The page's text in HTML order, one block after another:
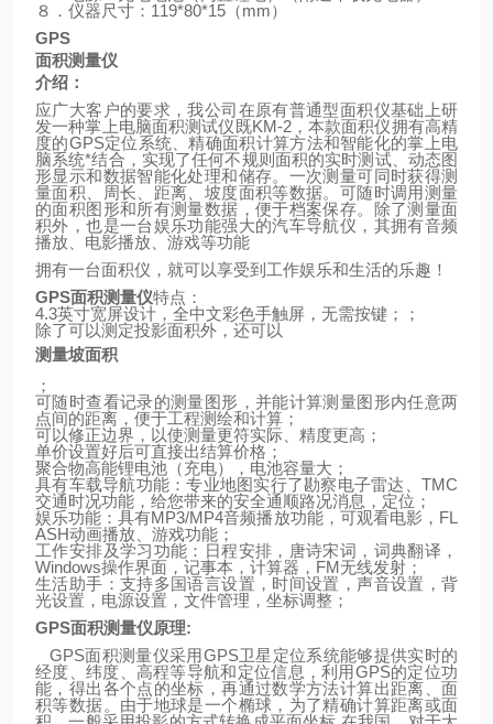
８．仪器尺寸： 119*80*15 （mm）
GPS
面积测量仪
介绍：
应广大客户的要求，我公司在原有普通型面积仪基础上研
发一种掌上电脑面积测试仪既KM-2，本款面积仪拥有高精
度的GPS定位系统、精确面积计算方法和智能化的掌上电
脑系统*结合，实现了任何不规则面积的实时测试、动态图
形显示和数据智能化处理和储存。一次测量可同时获得测
量面积、周长、距离、坡度面积等数据。可随时调用测量
的面积图形和所有测量数据，便于档案保存。除了测量面
积外，也是一台娱乐功能强大的汽车导航仪，其拥有音频
播放、电影播放、游戏等功能
拥有一台面积仪，就可以享受到工作娱乐和生活的乐趣！
GPS面积测量仪特点：
4.3英寸宽屏设计，全中文彩色手触屏，无需按键；；
除了可以测定投影面积外，还可以
测量坡面积
；
可随时查看记录的测量图形，并能计算测量图形内任意两
点间的距离，便于工程测绘和计算；
可以修正边界，以使测量更符实际、精度更高；
单价设置好后可直接出结算价格；
聚合物高能锂电池（充电），电池容量大；
具有车载导航功能：专业地图实行了勘察电子雷达、 TMC
交通时况功能，给您带来的安全通顺路况消息，定位；
娱乐功能：具有MP3/MP4音频播放功能，可观看电影， FL
ASH动画播放、游戏功能；
工作安排及学习功能：日程安排，唐诗宋词，词典翻译，
Windows操作界面，记事本，计算器， FM无线发射；
生活助手：支持多国语言设置，时间设置，声音设置，背
光设置，电源设置，文件管理，坐标调整；
GPS面积测量仪原理:
GPS面积测量仪采用GPS卫星定位系统能够提供实时的
经度、纬度、高程等导航和定位信息，利用GPS的定位功
能，得出各个点的坐标，再通过数学方法计算出距离、面
积等数据。由于地球是一个椭球，为了精确计算距离或面